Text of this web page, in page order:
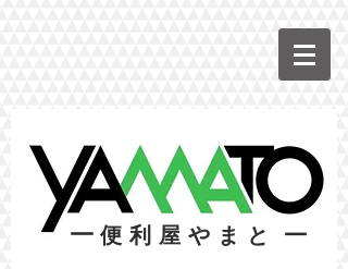
ー 便利屋やまと ー